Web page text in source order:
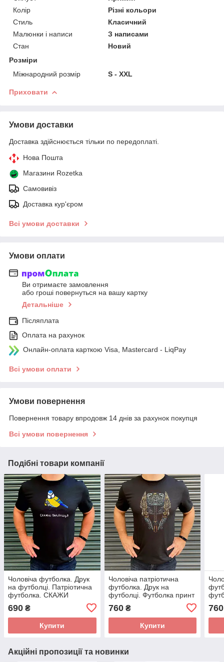
Колір
Різні кольори
Стиль
Класичний
Малюнки і написи
З написами
Стан
Новий
Розміри
Міжнародний розмір
S - XXL
Приховати
Умови доставки
Доставка здійснюється тільки по передоплаті.
Нова Пошта
Магазини Rozetka
Самовивіз
Доставка кур'єром
Всі умови доставки
Умови оплати
Ви отримаєте замовлення
або гроші повернуться на вашу картку
Детальніше
Післяплата
Оплата на рахунок
Онлайн-оплата карткою Visa, Mastercard - LiqPay
Всі умови оплати
Умови повернення
Повернення товару впродовж 14 днів за рахунок покупця
Всі умови повернення
Подібні товари компанії
Чоловіча футболка. Друк
на футболці. Патріотична
футболка. СКАЖИ
690 ₴
Купити
Чоловіча патріотична
футболка. Друк на
футболці. Футболка принт
760₴
Купити
760
Акційні пропозиції та новинки